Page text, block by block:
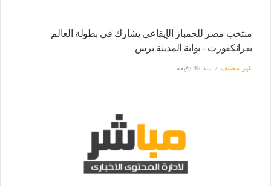
منتخب مصر للجمباز الإيقاعي يشارك في بطولة العالم
بفرانكفورت - بوابة المدينة برس
غير مصنف منذ 49 دقيقة